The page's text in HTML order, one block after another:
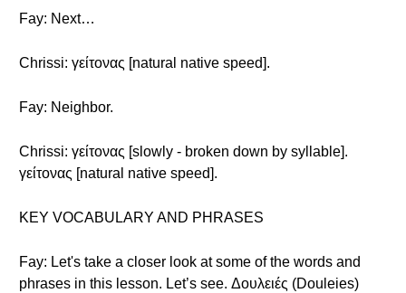
Fay: Next…
Chrissi: γείτονας [natural native speed].
Fay: Neighbor.
Chrissi: γείτονας [slowly - broken down by syllable].
γείτονας [natural native speed].
KEY VOCABULARY AND PHRASES
Fay: Let's take a closer look at some of the words and
phrases in this lesson. Let’s see. Δουλειές (Douleies)